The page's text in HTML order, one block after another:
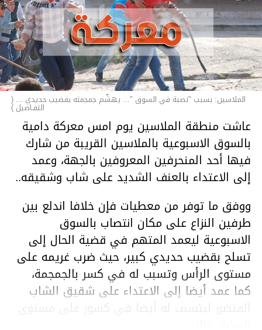
الملاسين: بسبب "نصبة في السوق "... يهشّم جمجمته بقضيب حديدي ... (
التفـاصيل )
عاشت منطقة الملاسين يوم امس معركة دامية
بالسوق الاسبوعية بالملاسين القريبة من شارك
فيها أحد المنحرفين المعروفين بالجهة، وعمد
إلى الاعتداء بالعنف الشديد على شاب وشقيقه..
ووفق ما توفر من معطيات فإن خلافا اندلع بين
طرفين النزاع على مكان انتصاب بالسوق
الاسبوعية ليعمد المتهم في قضية الحال إلى
تسلح بقضيب حديدي كبير، حيث ضرب غريمه على
مستوى الرأس وتسبب له في كسر بالجمجمة،
كما عمد أيضا إلى الاعتداء على شقيق الشاب
المتضرر ليتسبب له أيضا في كسور على مستوى